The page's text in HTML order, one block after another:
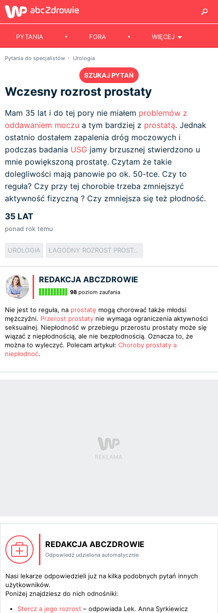
PYTANIA FORA WIĘCEJ
Pytania do specjalistów Urologia
SZUKAJ PYTAŃ
Wczesny rozrost prostaty
Mam 35 lat i do tej pory nie miałem problemów z
oddawaniem moczu a tym bardziej z prostatą. Jednak
ostatnio dostałem zapalenia dróg moczowych i
podczas badania USG jamy brzusznej stwierdzono u
mnie powiększoną prostatę. Czytam że takie
dolegliwości mają panowie po ok. 50-tce. Czy to
reguła? Czy przy tej chorobie trzeba zmniejszyć
aktywność fizyczną ? Czy zmniejsza się też płodność.
35 LAT
ponad rok temu
UROLOGIA ŁAGODNY ROZROST PROSTATY
REDAKCJA ABCZDROWIE
98 poziom zaufania
Nie jest to reguła, na prostatę mogą chorować także młodsi
mężczyźni. Przerost prostaty nie wymaga ograniczenia aktywności
seksualnej. Niepłodność w przebiegu przerostu prostaty może się
wiązać z niepłodnością, ale nie bezpłodnością. Oznacza to, że
można to wyleczyć. Polecam artykuł: Choroby prostaty a
niepłodnoć.
REDAKCJA ABCZDROWIE
Odpowiedź udzielona automatycznie
Nasi lekarze odpowiedzieli już na kilka podobnych pytań innych
użytkowników.
Poniżej znajdziesz do nich odnośniki:
Stercz a jego rozrost – odpowiada Lek. Anna Syrkiewicz